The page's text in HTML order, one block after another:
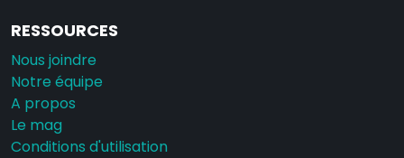
RESSOURCES
Nous joindre
Notre équipe
A propos
Le mag
Conditions d'utilisation